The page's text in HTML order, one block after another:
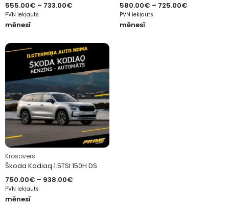
555.00€ – 733.00€
PVN iekļauts
mēnesī
580.00€ – 725.00€
PVN iekļauts
mēnesī
Krosovers
Škoda Kodiaq 1.5TSI 150H DS
750.00€ – 938.00€
PVN iekļauts
mēnesī